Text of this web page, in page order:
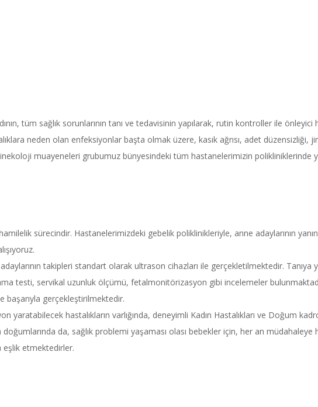
tüm sağlık sorunlarının tanı ve tedavisinin yapılarak, rutin kontroller ile önleyici
neden olan enfeksiyonlar başta olmak üzere, kasık ağrısı, adet düzensizliği,
muayeneleri grubumuz bünyesindeki tüm hastanelerimizin polikliniklerinde
sürecindir. Hastanelerimizdeki gebelik poliklinikleriyle, anne adaylarının
takipleri standart olarak ultrason cihazları ile gerçekletilmektedir. Tanıya
testi, servikal uzunluk ölçümü, fetalmonitörizasyon gibi incelemeler
gerçekleştirilmektedir.
yaratabilecek hastalıkların varlığında, deneyimli Kadın Hastalıkları ve Doğum
da, sağlık problemi yaşaması olası bebekler için, her an müdahaleye
eşlik etmektedirler.